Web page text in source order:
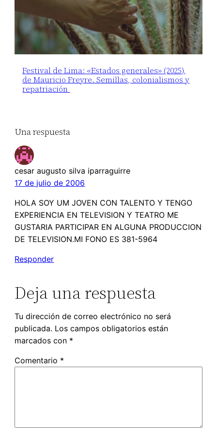
Festival de Lima: «Estados generales» (2025),
de Mauricio Freyre. Semillas, colonialismos y
repatriación
Una respuesta
cesar augusto silva iparraguirre
17 de julio de 2006
HOLA SOY UM JOVEN CON TALENTO Y TENGO
EXPERIENCIA EN TELEVISION Y TEATRO ME
GUSTARIA PARTICIPAR EN ALGUNA PRODUCCION
DE TELEVISION.MI FONO ES 381-5964
Responder
Deja una respuesta
Tu dirección de correo electrónico no será
publicada. Los campos obligatorios están
marcados con *
Comentario *